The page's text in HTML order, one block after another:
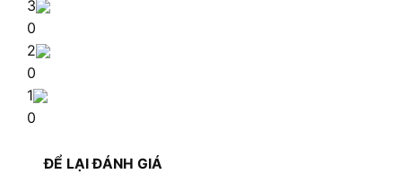
3
0
2
0
1
0
ĐỂ LẠI ĐÁNH GIÁ